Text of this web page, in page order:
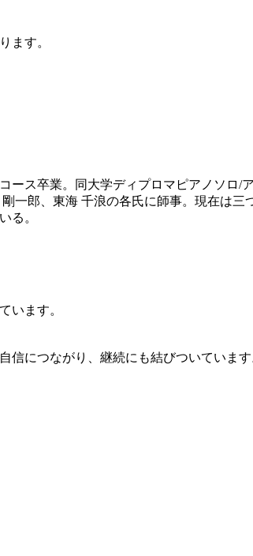
ます。
ース卒業。同大学ディプロマピアノソロ/
一郎、東海 千浪の各氏に師事。現在は三
る。
います。
信につながり、継続にも結びついています